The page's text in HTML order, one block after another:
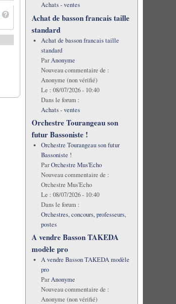
Achats - ventes
Achat de basson francais taille
standard
Achat de basson francais taille
standard
ParAnonyme
Nouveau commentaire de :
Anonyme (non vérifié)
Le : 08/07/2026 - 10:40
Dans le forum :
Achats - ventes
Orchestre Tourangeau son
futur Bassoniste !
Orchestre Tourangeau son futur
Bassoniste !
ParOrchestre Mus'Echo
Nouveau commentaire de :
Orchestre Mus'Echo
Le : 08/07/2026 - 10:40
Dans le forum :
Orchestres, concours, professeurs,
postes
A vendre Basson TAKEDA
modèle pro
A vendre Basson TAKEDA modèle
pro
ParAnonyme
Nouveau commentaire de :
Anonyme (non vérifié)